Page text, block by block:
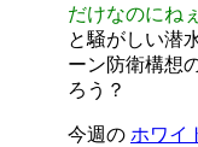
だけなのにねぇ
と騒がしい潜
ーン防衛構想
ろう？
今週の ホワイ